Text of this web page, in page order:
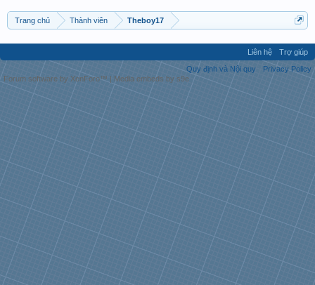
Trang chủ Thành viên Theboy17
Liên hệ
Trợ giúp
Quy định và Nội quy
Privacy Policy
Forum software by XenForo™ | Media embeds by s9e